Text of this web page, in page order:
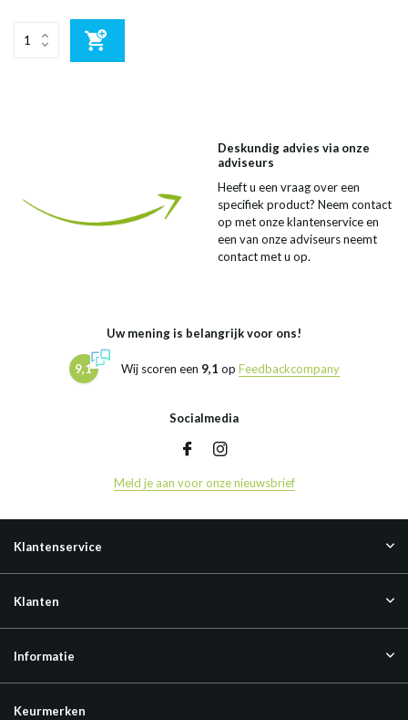
Deskundig advies via onze
adviseurs
Heeft u een vraag over een
specifiek product? Neem contact
op met onze klantenservice en
een van onze adviseurs neemt
contact met u op.
Uw mening is belangrijk voor ons!
9,1 Wij scoren een 9,1 op Feedbackcompany
Socialmedia
Meld je aan voor onze nieuwsbrief
Klantenservice
Klanten
Informatie
Keurmerken